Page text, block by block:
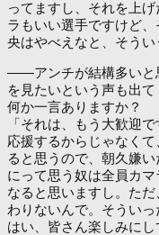
ってますし、それを上
ラもいい選手ですけど
央はやべえなと、そうい
――アンチが結構多いと
を見たいという声も出
何か一言ありますか？
「それは、もう大歓迎
応援するからじゃなく
ると思うので、朝久嫌
にって思う奴は全員カ
なると思いますし。た
わりないんで。そういっ
はい、皆さん楽しみにし